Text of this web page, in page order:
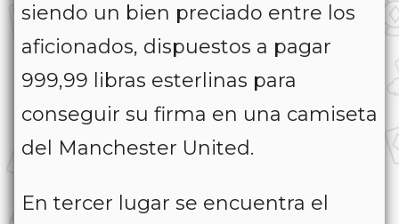
siendo un bien preciado entre los
aficionados, dispuestos a pagar
999,99 libras esterlinas para
conseguir su firma en una camiseta
del Manchester United.
En tercer lugar se encuentra el